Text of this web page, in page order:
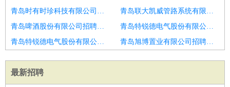
青岛时有时珍科技有限公司招聘经营部经理
青岛联大凯威管路系统有限公司招聘造价员
青岛啤酒股份有限公司招聘土建造价员
青岛特锐德电气股份有限公司招聘土建造价员
青岛特锐德电气股份有限公司招聘门窗幕墙造价员
青岛旭博置业有限公司招聘商务主管
最新招聘